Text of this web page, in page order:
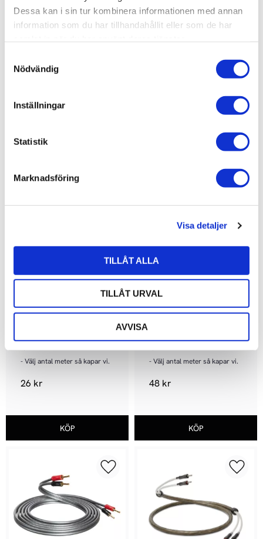
Dessa kan i sin tur kombinera informationen med annan
information som du har tillhandahållit eller som de har
Nödvändig
Inställningar
Statistik
Marknadsföring
Visa detaljer
TILLÅT ALLA
TILLÅT URVAL
AVVISA
QED Performance XT25
1 190kr
QED Performance XT25 -
QED Profile 42 Strand
- Välj antal meter så kapar vi.
26 kr
QED Profile 79 Strand
- Välj antal meter så kapar vi.
48 kr
Lägg till i favoriter Lägg